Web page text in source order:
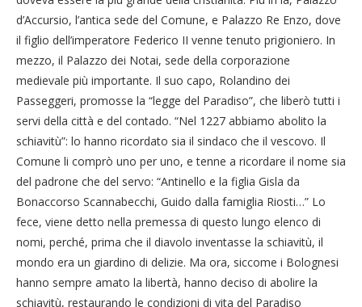
d’Accursio, l’antica sede del Comune, e Palazzo Re Enzo, dove
il figlio dell’imperatore Federico II venne tenuto prigioniero. In
mezzo, il Palazzo dei Notai, sede della corporazione
medievale più importante. Il suo capo, Rolandino dei
Passeggeri, promosse la “legge del Paradiso”, che liberò tutti i
servi della città e del contado. “Nel 1227 abbiamo abolito la
schiavitù”: lo hanno ricordato sia il sindaco che il vescovo. Il
Comune li comprò uno per uno, e tenne a ricordare il nome sia
del padrone che del servo: “Antinello e la figlia Gisla da
Bonaccorso Scannabecchi, Guido dalla famiglia Riosti…” Lo
fece, viene detto nella premessa di questo lungo elenco di
nomi, perché, prima che il diavolo inventasse la schiavitù, il
mondo era un giardino di delizie. Ma ora, siccome i Bolognesi
hanno sempre amato la libertà, hanno deciso di abolire la
schiavitù, restaurando le condizioni di vita del Paradiso